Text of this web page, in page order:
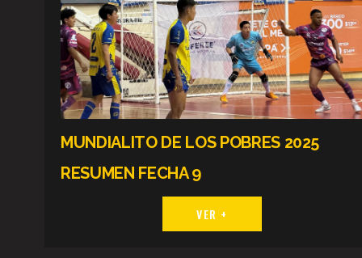
MUNDIALITO DE LOS POBRES 2025
RESUMEN FECHA 9
VER +